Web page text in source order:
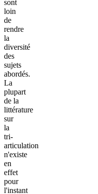
sont
loin
de
rendre
la
diversité
des
sujets
abordés.
La
plupart
de la
littérature
sur
la
tri-
articulation
n'existe
en
effet
pour
l'instant